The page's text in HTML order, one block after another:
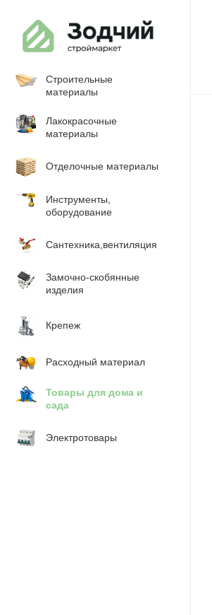
Строительные
материалы
Лакокрасочные
материалы
Отделочные материалы
Инструменты,
оборудование
Сантехника,вентиляция
Замочно-скобянные
изделия
Крепеж
Расходный материал
Товары для дома и
сада
Электротовары